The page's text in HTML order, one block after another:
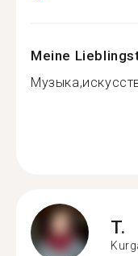
Meine
T.